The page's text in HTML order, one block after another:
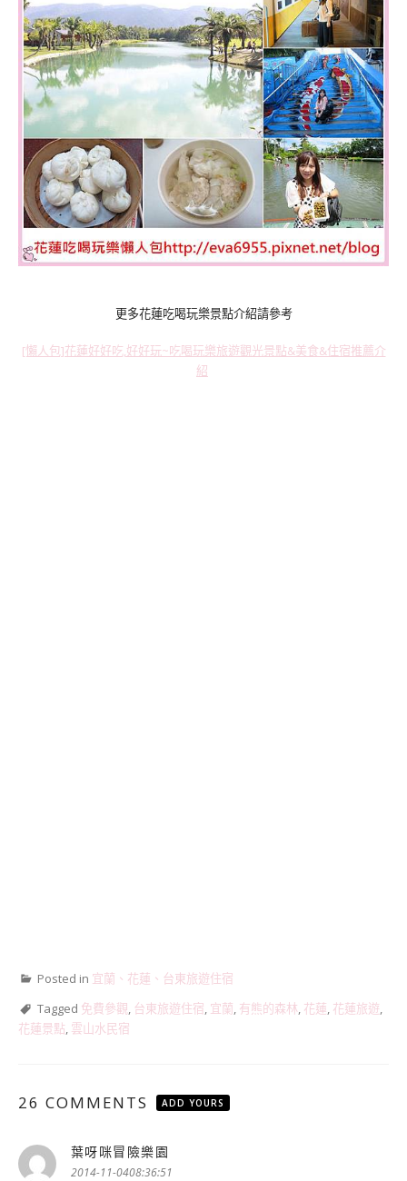
更多花蓮吃喝玩樂景點介紹請參考
[懶人包]花蓮好好吃,好好玩~吃喝玩樂旅遊觀光景點&美食&住宿推薦介
紹
Posted in 宜蘭、花蓮、台東旅遊住宿
Tagged 免費參觀 台東旅遊住宿 宜蘭 有熊的森林 花蓮 花蓮旅遊
花蓮景點 雲山水民宿
26 COMMENTS ADD YOURS
葉呀咪冒險樂園
示:
2014-11-0408:36:51